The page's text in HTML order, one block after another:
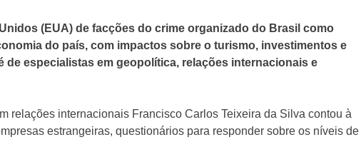
(EUA) de facções do crime organizado do Brasil como
do país, com impactos sobre o turismo, investimentos e
de especialistas em geopolítica, relações internacionais e
relações internacionais Francisco Carlos Teixeira da Silva contou à
estrangeiras, questionários para responder sobre os níveis de